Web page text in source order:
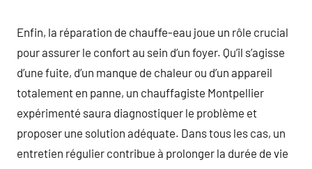
Enfin, la réparation de chauffe-eau joue un rôle crucial
pour assurer le confort au sein d’un foyer. Qu’il s’agisse
d’une fuite, d’un manque de chaleur ou d’un appareil
totalement en panne, un chauffagiste Montpellier
expérimenté saura diagnostiquer le problème et
proposer une solution adéquate. Dans tous les cas, un
entretien régulier contribue à prolonger la durée de vie